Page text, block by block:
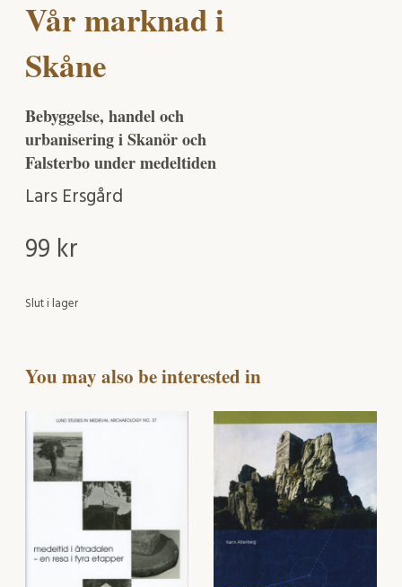
Vår marknad i
Skåne
Bebyggelse, handel och
urbanisering i Skanör och
Falsterbo under medeltiden
Lars Ersgård
99 kr
Slut i lager
You may also be interested in